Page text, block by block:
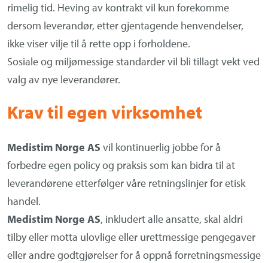
rimelig tid. Heving av kontrakt vil kun forekomme
dersom leverandør, etter gjentagende henvendelser,
ikke viser vilje til å rette opp i forholdene.
Sosiale og miljømessige standarder vil bli tillagt vekt ved
valg av nye leverandører.
Krav til egen virksomhet
Medistim Norge AS vil kontinuerlig jobbe for å
forbedre egen policy og praksis som kan bidra til at
leverandørene etterfølger våre retningslinjer for etisk
handel.
Medistim Norge AS, inkludert alle ansatte, skal aldri
tilby eller motta ulovlige eller urettmessige pengegaver
eller andre godtgjørelser for å oppnå forretningsmessige